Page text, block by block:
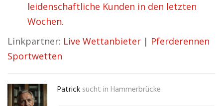
leidenschaftliche Kunden in den letzten
Wochen.
Linkpartner: Live Wettanbieter | Pferderennen
Sportwetten
Patrick sucht in Hammerbrücke